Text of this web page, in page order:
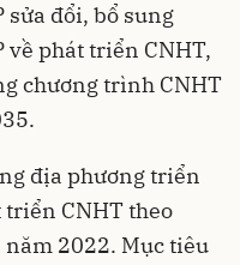
đổi, bổ sung
phát triển CNHT,
chương trình CNHT
địa phương triển
CNHT theo
2022. Mục tiêu